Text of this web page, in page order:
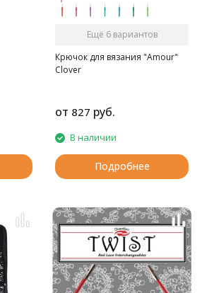
Ещё 6 вариантов
Крючок для вязания "Amour"
Clover
от 827 руб.
В наличии
Подробнее